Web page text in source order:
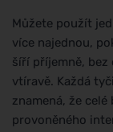
Můžete použít
více najednou,
šíří příjemně, bez
vtíravě. Každá
znamená, že
provoněného